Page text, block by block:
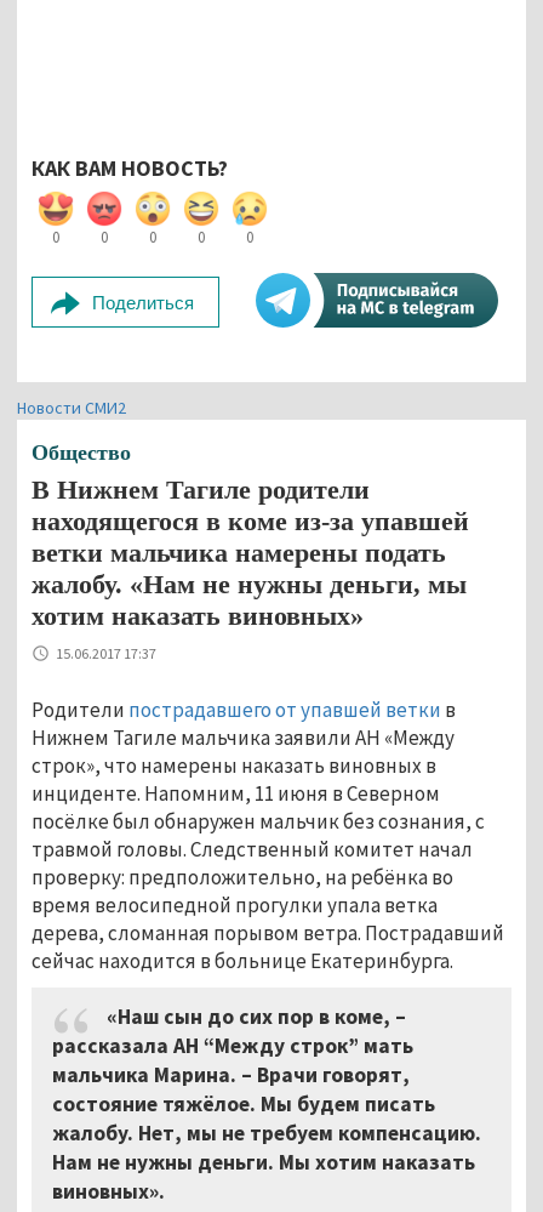
КАК ВАМ НОВОСТЬ?
0 0 0 0 0
Поделиться
Новости СМИ2
Общество
В Нижнем Тагиле родители
находящегося в коме из-за упавшей
ветки мальчика намерены подать
жалобу. «Нам не нужны деньги, мы
хотим наказать виновных»
15.06.2017 17:37
Родители пострадавшего от упавшей ветки в
Нижнем Тагиле мальчика заявили АН «Между
строк», что намерены наказать виновных в
инциденте. Напомним, 11 июня в Северном
посёлке был обнаружен мальчик без сознания, с
травмой головы. Следственный комитет начал
проверку: предположительно, на ребёнка во
время велосипедной прогулки упала ветка
дерева, сломанная порывом ветра. Пострадавший
сейчас находится в больнице Екатеринбурга.
«Наш сын до сих пор в коме, –
рассказала АН “Между строк” мать
мальчика Марина. – Врачи говорят,
состояние тяжёлое. Мы будем писать
жалобу. Нет, мы не требуем компенсацию.
Нам не нужны деньги. Мы хотим наказать
виновных».